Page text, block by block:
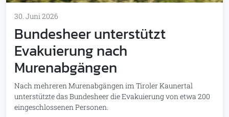
30. Juni 2026
Bundesheer unterstützt
Evakuierung nach
Murenabgängen
Nach mehreren Murenabgängen im Tiroler Kaunertal
unterstützte das Bundesheer die Evakuierung von etwa 200
eingeschlossenen Personen.